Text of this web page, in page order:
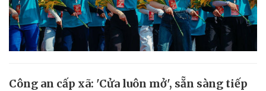
Công an cấp xã: 'Cửa luôn mở', sẵn sàng tiếp